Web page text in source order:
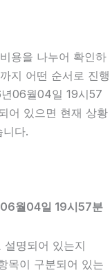
용을 나누어 확인하
지 어떤 순서로 진행
06월04일 19시57
어 있으면 현재 상황
다.
월04일 19시57분
명되어 있는지
목이 구분되어 있는